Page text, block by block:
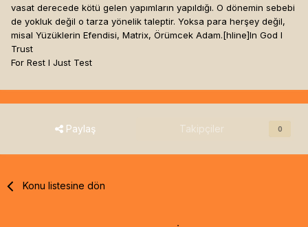
vasat derecede kötü gelen yapımların yapıldığı. O dönemin sebebi
de yokluk değil o tarza yönelik taleptir. Yoksa para herşey değil,
misal Yüzüklerin Efendisi, Matrix, Örümcek Adam.[hline]In God I
Trust
For Rest I Just Test
Paylaş Takipçiler 0
Konu listesine dön